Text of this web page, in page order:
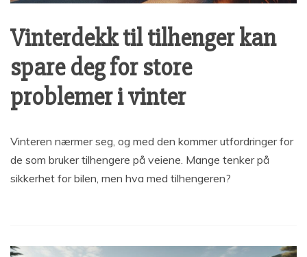
Vinterdekk til tilhenger kan
spare deg for store
problemer i vinter
Vinteren nærmer seg, og med den kommer utfordringer for
de som bruker tilhengere på veiene. Mange tenker på
sikkerhet for bilen, men hva med tilhengeren?